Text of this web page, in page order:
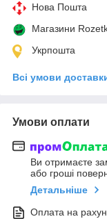
Нова Пошта
Магазини
Укрпошта
Всі умови
Умови оплати
Ви отримаєте
або гроші
Детальніше
Оплата на